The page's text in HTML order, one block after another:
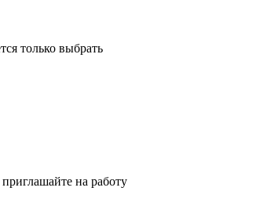
только выбрать
на работу